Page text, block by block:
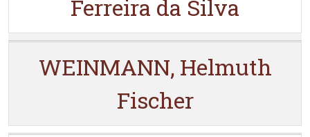
Ferreira da Silva
WEINMANN, Helmuth
Fischer